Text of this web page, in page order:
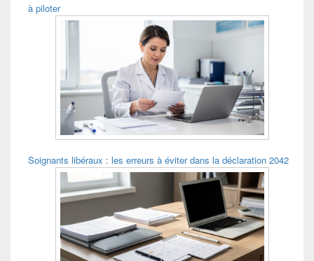
à piloter
Soignants libéraux : les erreurs à éviter dans la déclaration 2042